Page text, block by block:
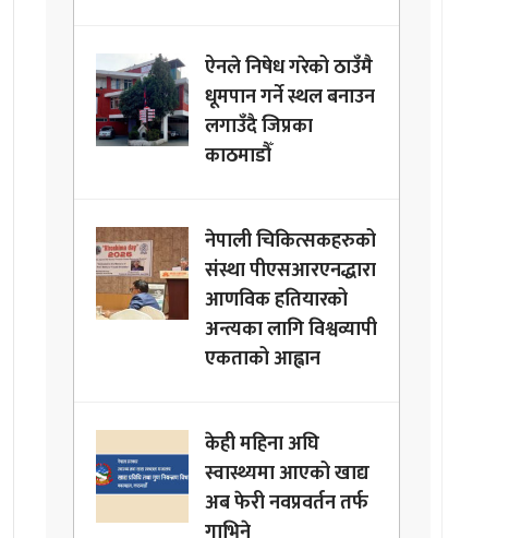
ऐनले निषेध गरेको ठाउँमै
धूमपान गर्ने स्थल बनाउन
लगाउँदै जिप्रका
काठमाडौँ
नेपाली चिकित्सकहरुको
संस्था पीएसआरएनद्धारा
आणविक हतियारको
अन्त्यका लागि विश्वव्यापी
एकताको आह्वान
केही महिना अघि
स्वास्थ्यमा आएको खाद्य
अब फेरी नवप्रवर्तन तर्फ